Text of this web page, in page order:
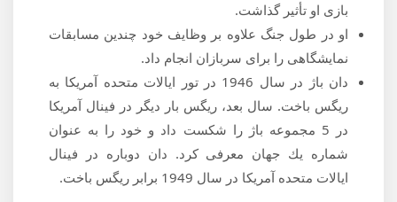
بازی او تأثیر گذاشت.
او در طول جنگ علاوه بر وظایف خود چندین مسابقات
نمایشگاهی را برای سربازان انجام داد.
دان باژ در سال 1946 در تور ایالات متحده آمریکا به
ریگس باخت. سال بعد، ریگس بار دیگر در فینال آمریكا
در 5 مجموعه باژ را شکست داد و خود را به عنوان
شماره یك جهان معرفی كرد. دان دوباره در فینال
ایالات متحده آمریکا در سال 1949 برابر ریگس باخت.